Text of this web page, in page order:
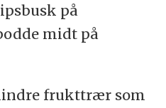
på
midt på
frukttrær som